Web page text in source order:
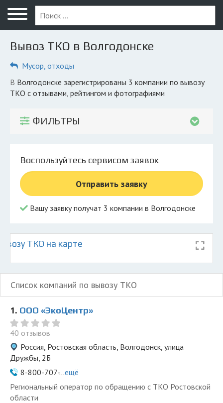
Меню
Главная
Вопрос юристу
Волгодонск
ПОЛЬЗОВАТЕЛЯМ
Экоблог
Личный кабинет
© 2026 Все права защищены
Вывоз ТКО в Волгодонске
Мусор, отходы
в Волгодонске зарегистрированы 3 компании по вывозу
ТКО с отзывами, рейтингом и фотографиями
ФИЛЬТРЫ
Воспользуйтесь сервисом заявок
Отправить заявку
Вашу заявку получат 3 компании в Волгодонске
ТКО на карте
Список компаний по вывозу ТКО
1. ООО «ЭкоЦентр»
40 отзывов
Россия, Ростовская область, Волгодонск, улица
Дружбы, 2Б
8-800-707-...ещё
Региональный оператор по обращению с ТКО Ростовской
области